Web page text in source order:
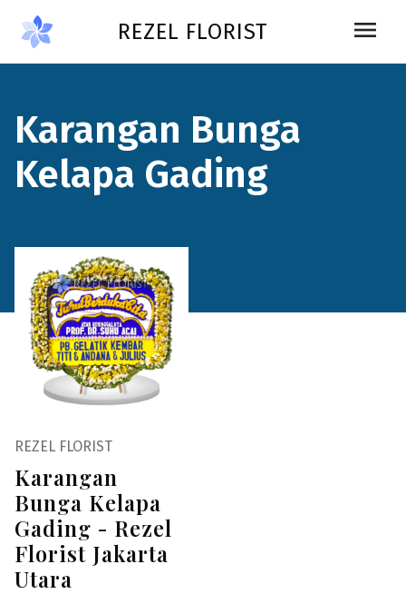
REZEL FLORIST menu
Karangan Bunga
Kelapa Gading
REZEL FLORIST
Karangan
Bunga Kelapa
Gading - Rezel
Florist Jakarta
Utara